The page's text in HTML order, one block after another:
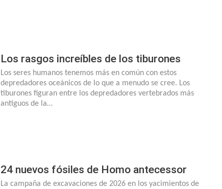
Los rasgos increíbles de los tiburones
Los seres humanos tenemos más en común con estos
depredadores oceánicos de lo que a menudo se cree. Los
tiburones figuran entre los depredadores vertebrados más
antiguos de la…
24 nuevos fósiles de Homo antecessor
La campaña de excavaciones de 2026 en los yacimientos de